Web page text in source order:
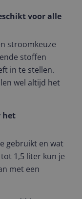
voor alle
stroomkeuze
stoffen
in te stellen.
wel altijd het
het
gebruikt en wat
1,5 liter kun je
met een